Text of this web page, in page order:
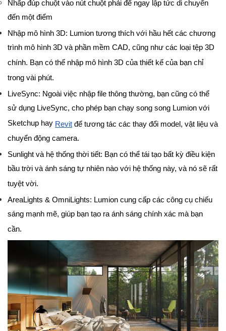
Nhấp đúp chuột vào nút chuột phải để ngay lập tức di chuyển
đến một điểm
Nhập mô hình 3D: Lumion tương thích với hầu hết các chương
trình mô hình 3D và phần mềm CAD, cũng như các loại tệp 3D
chính. Bạn có thể nhập mô hình 3D của thiết kế của bạn chỉ
trong vài phút.
LiveSync: Ngoài việc nhập file thông thường, bạn cũng có thể
sử dụng LiveSync, cho phép bạn chạy song song Lumion với
Sketchup hay Revit để tương tác các thay đổi model, vật liệu và
chuyển động camera.
Sunlight và hệ thống thời tiết: Bạn có thể tái tạo bất kỳ điều kiện
bầu trời và ánh sáng tự nhiên nào với hệ thống này, và nó sẽ rất
tuyệt vời.
AreaLights & OmniLights: Lumion cung cấp các công cụ chiếu
sáng mạnh mẽ, giúp bạn tạo ra ánh sáng chính xác mà bạn
cần.